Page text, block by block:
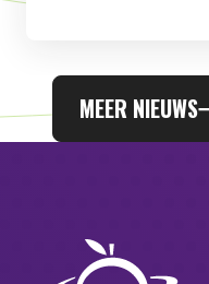
MEER NIEUWS